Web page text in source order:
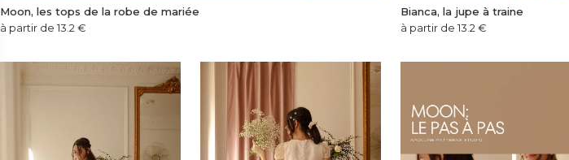
Moon, les tops de la robe de mariée
à partir de 13.2€
Bianca, la jupe à traine
à partir de 13.2€